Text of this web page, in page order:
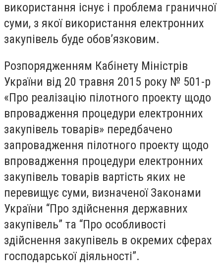
використання існує і проблема граничної
суми, з якої використання електронних
закупівель буде обов’язковим.
Розпорядженням Кабінету Міністрів
України від 20 травня 2015 року № 501-р
«Про реалізацію пілотного проекту щодо
впровадження процедури електронних
закупівель товарів» передбачено
запровадження пілотного проекту щодо
впровадження процедури електронних
закупівель товарів вартість яких не
перевищує суми, визначеної Законами
України “Про здійснення державних
закупівель” та “Про особливості
здійснення закупівель в окремих сферах
господарської діяльності”.